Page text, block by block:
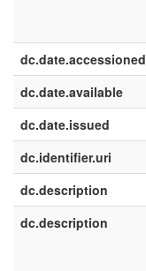
dc.date.accessioned
dc.date.available
dc.date.issued
dc.identifier.uri
dc.description
dc.description